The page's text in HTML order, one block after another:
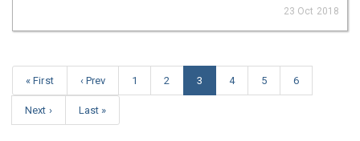
23 Oct 2018
« First ‹ Prev 1 2 3 4 5 6
Next › Last »